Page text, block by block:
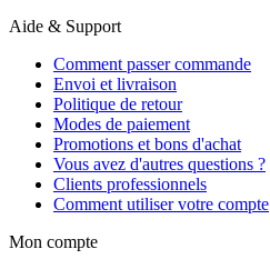
Aide & Support
Comment passer commande
Envoi et livraison
Politique de retour
Modes de paiement
Promotions et bons d'achat
Vous avez d'autres questions ?
Clients professionnels
Comment utiliser votre compte
Mon compte